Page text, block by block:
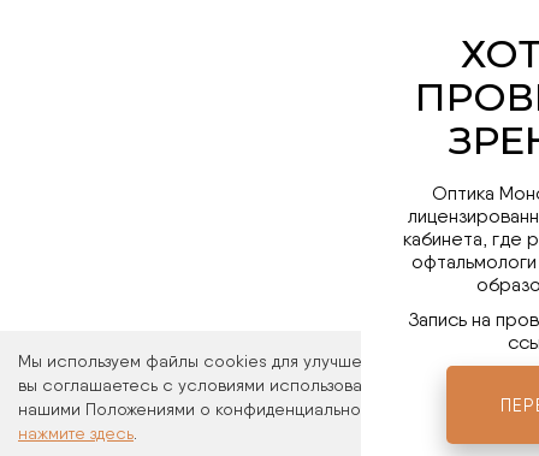
Мы используем файлы cookies для улучшения работы сайта.
вы соглашаетесь с условиями использования файлов cookies.
нашими Положениями о конфиденциальности и об
нажмите здесь
Оптика
кабинета, где
Запись на
Мы в